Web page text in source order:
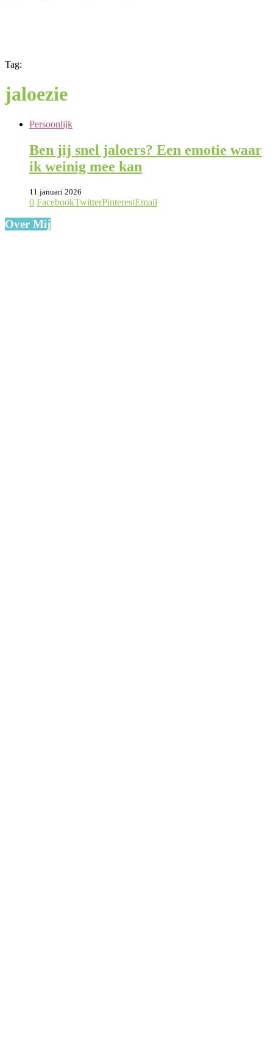
Tag:
jaloezie
Persoonlijk
Ben jij snel jaloers? Een emotie waar
ik weinig mee kan
11 januari 2026
0 FacebookTwitterPinterestEmail
Over Mij